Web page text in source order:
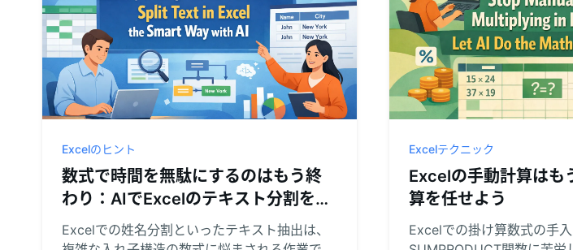
Excelのヒント
数式で時間を無駄にするのはもう終
わり：AIでExcelのテキスト分割をス
マートに
Excelでの姓名分割といったテキスト抽出は、
Excelテクニック
Excelの手動計算はも
算を任せよう
Excelでの掛け算数式の手